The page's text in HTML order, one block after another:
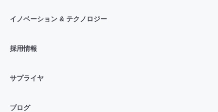
イノベーション & テクノロジー
採用情報
サプライヤ
ブログ